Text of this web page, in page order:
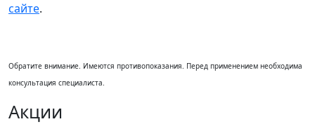
сайте.
Обратите внимание. Имеются противопоказания. Перед применением необходима
консультация специалиста.
Акции